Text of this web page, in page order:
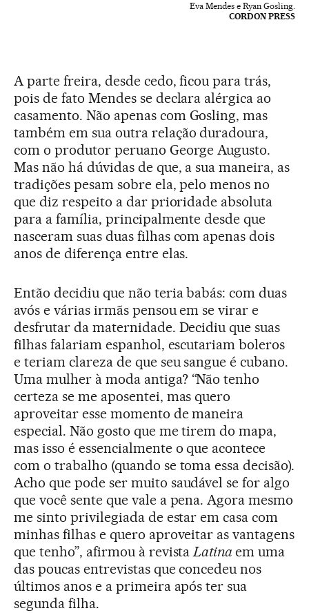
Eva Mendes e Ryan Gosling.
CORDON PRESS
A parte freira, desde cedo, ficou para trás,
pois de fato Mendes se declara alérgica ao
casamento. Não apenas com Gosling, mas
também em sua outra relação duradoura,
com o produtor peruano George Augusto.
Mas não há dúvidas de que, a sua maneira, as
tradições pesam sobre ela, pelo menos no
que diz respeito a dar prioridade absoluta
para a família, principalmente desde que
nasceram suas duas filhas com apenas dois
anos de diferença entre elas.
Então decidiu que não teria babás: com duas
avós e várias irmãs pensou em se virar e
desfrutar da maternidade. Decidiu que suas
filhas falariam espanhol, escutariam boleros
e teriam clareza de que seu sangue é cubano.
Uma mulher à moda antiga? “Não tenho
certeza se me aposentei, mas quero
aproveitar esse momento de maneira
especial. Não gosto que me tirem do mapa,
mas isso é essencialmente o que acontece
com o trabalho (quando se toma essa decisão).
Acho que pode ser muito saudável se for algo
que você sente que vale a pena. Agora mesmo
me sinto privilegiada de estar em casa com
minhas filhas e quero aproveitar as vantagens
que tenho”, afirmou à revistaLatinaem uma
das poucas entrevistas que concedeu nos
últimos anos e a primeira após ter sua
segunda filha.